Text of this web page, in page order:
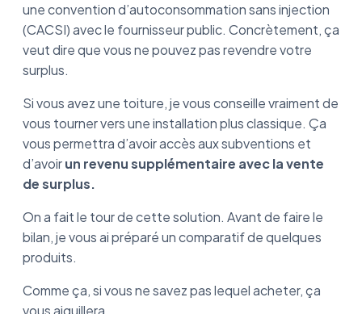
une convention d’autoconsommation sans injection
(CACSI) avec le fournisseur public. Concrètement, ça
veut dire que vous ne pouvez pas revendre votre
surplus.
Si vous avez une toiture, je vous conseille vraiment de
vous tourner vers une installation plus classique. Ça
vous permettra d’avoir accès aux subventions et
d’avoirun revenu supplémentaire avec la vente
de surplus.
On a fait le tour de cette solution. Avant de faire le
bilan, je vous ai préparé un comparatif de quelques
produits.
Comme ça, si vous ne savez pas lequel acheter, ça